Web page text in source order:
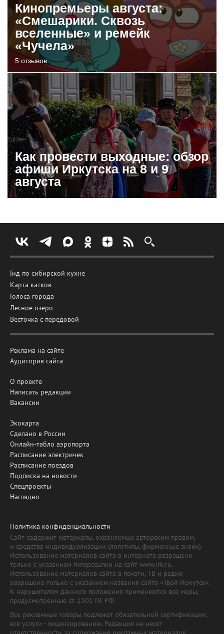
Кинопремьеры августа:
«Смешарики. Сквозь
вселенные» и ремейк
«Чучела»
5 отзывов
Как провести выходные: обзор
афиши Иркутска на 8 и 9
августа
Гид по сибирской кухне
Карта катков
Голоса города
Лесное озеро
Весточка с передовой
Реклама на сайте
Аудитория сайта
О проекте
Написать редакции
Вакансии
Экокарта
Сделано в России
Онлайн-табло аэропорта
Расписание электричек
Расписание поездов
Подписка на новости
Спецпроекты
Наглядно
Политика конфиденциальности
Сайт содержит материалы, охраняемые авторским правом,
и средства индивидуализации (логотипы, фирменные знаки).
Использование материалов сайта в интернете разрешено
только с указанием гиперссылки на сайт www.irk.ru.
Использование материалов сайта в печати, ТВ и радио
разрешено только с указанием названия сайта «Твой Иркутск».
К нарушителям данного положения применяются все меры,
предусмотренные ст. 1301 ГК РФ.
Все рекламные товары подлежат обязательной сертификации,
все услуги - лицензированию. Редакция не несет